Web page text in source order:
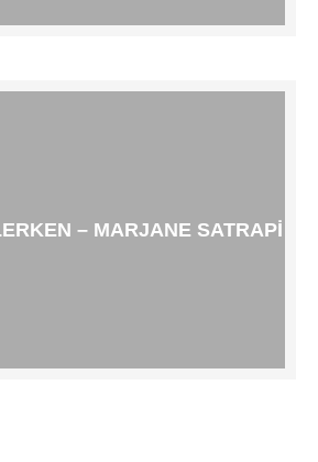
– MARJANE SATRAPI